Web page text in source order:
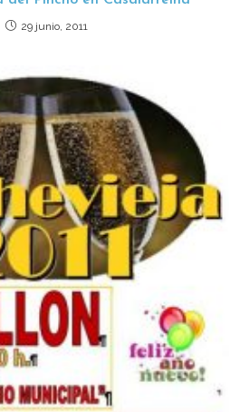
29 junio, 2011